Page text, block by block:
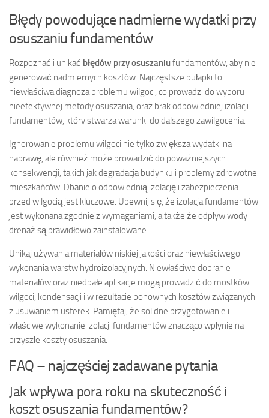
Błędy powodujące nadmierne wydatki przy
osuszaniu fundamentów
Rozpoznać i unikać błędów przy osuszaniufundamentów, aby nie
generować nadmiernych kosztów. Najczęstsze pułapki to:
niewłaściwa diagnoza problemu wilgoci, co prowadzi do wyboru
nieefektywnej metody osuszania, oraz brak odpowiedniej izolacji
fundamentów, który stwarza warunki do dalszego zawilgocenia.
Ignorowanie problemu wilgoci nie tylko zwiększa wydatki na
naprawę, ale również może prowadzić do poważniejszych
konsekwencji, takich jak degradacja budynku i problemy zdrowotne
mieszkańców. Dbanie o odpowiednią izolację i zabezpieczenia
przed wilgocią jest kluczowe. Upewnij się, że izolacja fundamentów
jest wykonana zgodnie z wymaganiami, a także że odpływ wody i
drenaż są prawidłowo zainstalowane.
Unikaj używania materiałów niskiej jakości oraz niewłaściwego
wykonania warstw hydroizolacyjnych. Niewłaściwe dobranie
materiałów oraz niedbałe aplikacje mogą prowadzić do mostków
wilgoci, kondensacji i w rezultacie ponownych kosztów związanych
z usuwaniem usterek. Pamiętaj, że solidne przygotowanie i
właściwe wykonanie izolacji fundamentów znacząco wpłynie na
przyszłe koszty osuszania.
FAQ – najczęściej zadawane pytania
Jak wpływa pora roku na skuteczność i
koszt osuszania fundamentów?